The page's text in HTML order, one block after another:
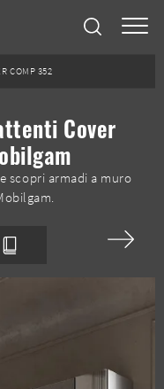
COMP 352
Cover
scopri armadi a muro